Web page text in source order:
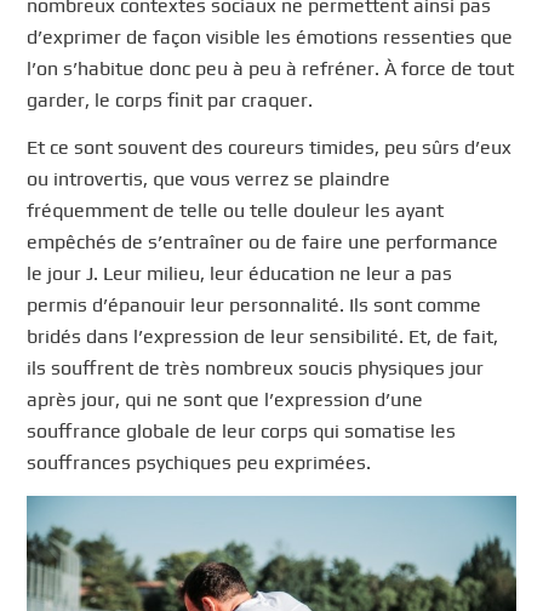
nombreux contextes sociaux ne permettent ainsi pas
d’exprimer de façon visible les émotions ressenties que
l’on s’habitue donc peu à peu à refréner. À force de tout
garder, le corps finit par craquer.
Et ce sont souvent des coureurs timides, peu sûrs d’eux
ou introvertis, que vous verrez se plaindre
fréquemment de telle ou telle douleur les ayant
empêchés de s’entraîner ou de faire une performance
le jour J. Leur milieu, leur éducation ne leur a pas
permis d’épanouir leur personnalité. Ils sont comme
bridés dans l’expression de leur sensibilité. Et, de fait,
ils souffrent de très nombreux soucis physiques jour
après jour, qui ne sont que l’expression d’une
souffrance globale de leur corps qui somatise les
souffrances psychiques peu exprimées.